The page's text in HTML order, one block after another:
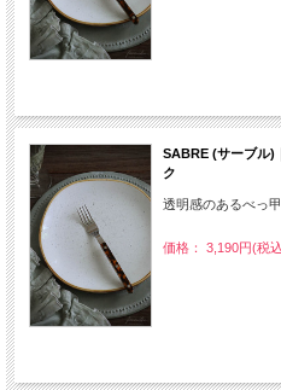
SABRE (サーブル)
ク
透明感のあるべっ
価格： 3,190円(税